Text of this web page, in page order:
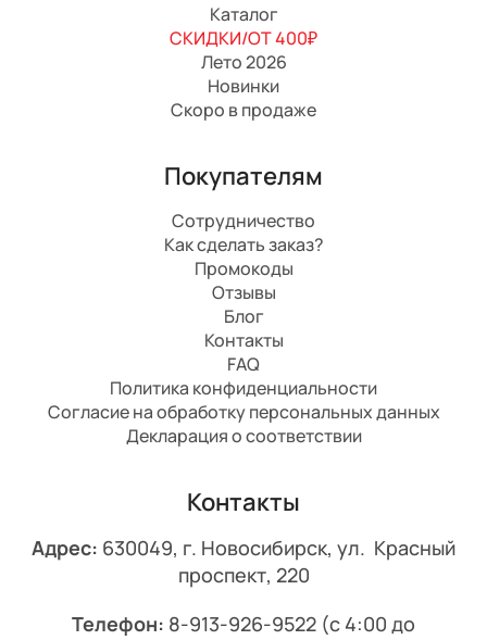
Каталог
СКИДКИ/ОТ 400₽
Лето 2026
Новинки
Скоро в продаже
Покупателям
Сотрудничество
Как сделать заказ?
Промокоды
Отзывы
Блог
Контакты
FAQ
Политика конфиденциальности
Согласие на обработку персональных данных
Декларация о соответствии
Контакты
Адрес: 630049, г. Новосибирск, ул. Красный
проспект, 220
Телефон: 8-913-926-9522 (с 4:00 до